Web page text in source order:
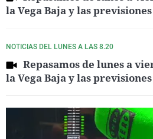
la Vega Baja y las
NOTICIAS DEL LUNES A LAS 8.20
Repasamos de lunes a
la Vega Baja y las